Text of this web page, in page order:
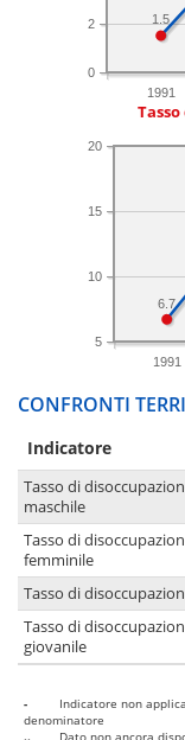
1991
0
2 1.5
1991
5
10
15
20
6.7
CONFRONTI
Indicatore
Tasso di
maschile
Tasso di
femminile
Tasso di
Tasso di
giovanile
-
Indicatore non
denominatore